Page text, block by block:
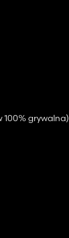
100% grywalna)